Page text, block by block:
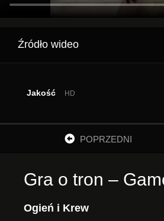
Źródło wideo
Jakość HD
POPRZEDNI
Gra o tron –
Ogień i Krew